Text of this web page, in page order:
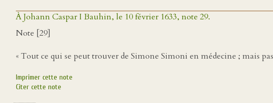
À Johann Caspar I Bauhin, le 10 février 1633, note 29.
Note [29]
« Tout ce qui se peut trouver de Simone Simoni en médecine ; mais
Imprimer cette note
Citer cette note